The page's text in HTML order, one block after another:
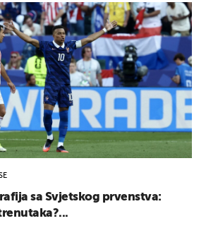
sa Svjetskog prvenstva: